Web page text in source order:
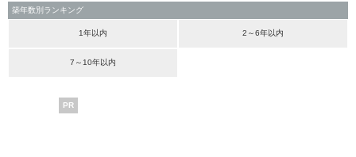
築年数別ランキング
1年以内 2～6年以内
7～10年以内
PR